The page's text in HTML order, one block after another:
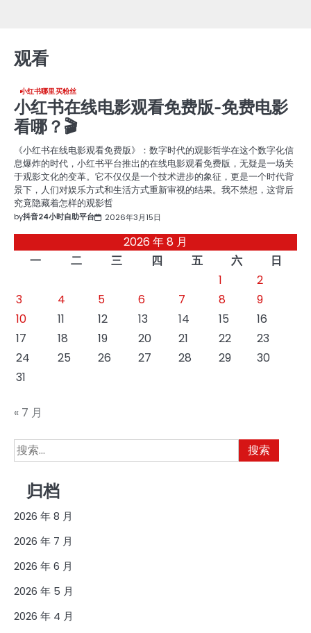
观看
小红书哪里买粉丝
小红书在线电影观看免费版-免费电影
看哪？🎬
《小红书在线电影观看免费版》：数字时代的观影哲学在这个数字化信
息爆炸的时代，小红书平台推出的在线电影观看免费版，无疑是一场关
于观影文化的变革。它不仅仅是一个技术进步的象征，更是一个时代背
景下，人们对娱乐方式和生活方式重新审视的结果。我不禁想，这背后
究竟隐藏着怎样的观影哲
by抖音24小时自助平台 2026年3月15日
2026 年 8 月
一
二 三 四 五 六
日
1
2
3
4 5 6 7 8
9
10
11 12 13 14 15
16
17
18 19 20 21 22
23
24
25 26 27 28 29
30
31
« 7 月
搜
索：
归档
2026 年 8 月
2026 年 7 月
2026 年 6 月
2026 年 5 月
2026 年 4 月